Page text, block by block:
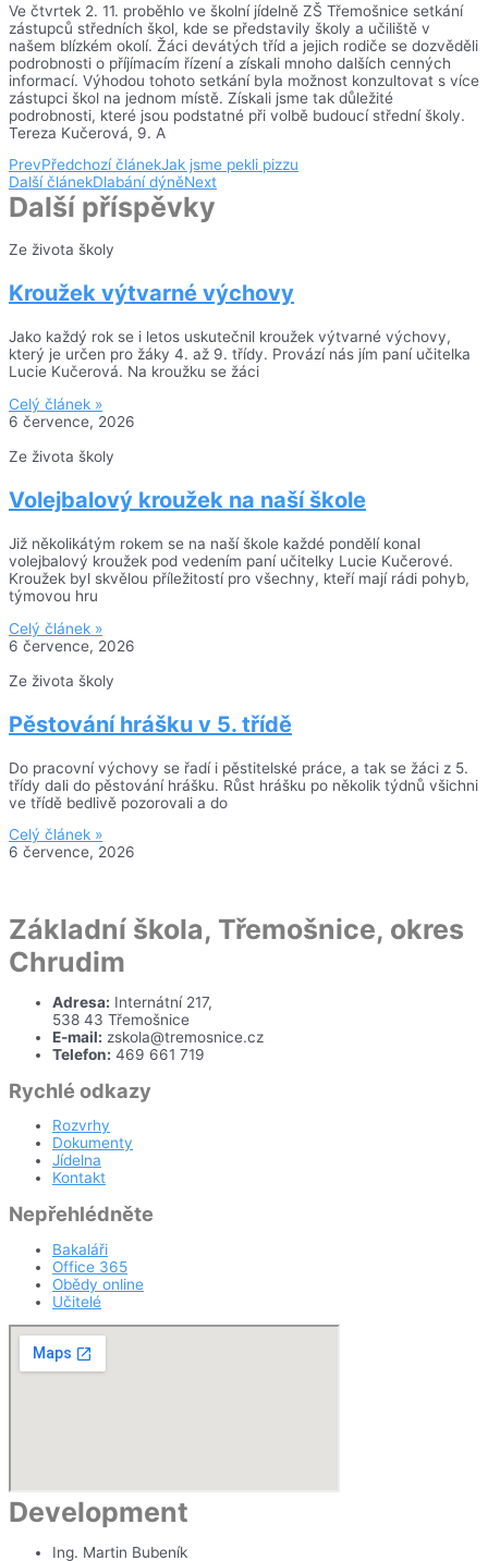
Ve čtvrtek 2. 11. proběhlo ve školní jídelně ZŠ Třemošnice setkání
zástupců středních škol, kde se představily školy a učiliště v
našem blízkém okolí. Žáci devátých tříd a jejich rodiče se dozvěděli
podrobnosti o příjímacím řízení a získali mnoho dalších cenných
informací. Výhodou tohoto setkání byla možnost konzultovat s více
zástupci škol na jednom místě. Získali jsme tak důležité
podrobnosti, které jsou podstatné při volbě budoucí střední školy.
Tereza Kučerová, 9. A
PrevPředchozí článekJak jsme pekli pizzu
Další článekDlabání dýněNext
Další příspěvky
Ze života školy
Kroužek výtvarné výchovy
Jako každý rok se i letos uskutečnil kroužek výtvarné výchovy,
který je určen pro žáky 4. až 9. třídy. Provází nás jím paní učitelka
Lucie Kučerová. Na kroužku se žáci
Celý článek »
6 července, 2026
Ze života školy
Volejbalový kroužek na naší škole
Již několikátým rokem se na naší škole každé pondělí konal
volejbalový kroužek pod vedením paní učitelky Lucie Kučerové.
Kroužek byl skvělou příležitostí pro všechny, kteří mají rádi pohyb,
týmovou hru
Celý článek »
6 července, 2026
Ze života školy
Pěstování hrášku v 5. třídě
Do pracovní výchovy se řadí i pěstitelské práce, a tak se žáci z 5.
třídy dali do pěstování hrášku. Růst hrášku po několik týdnů všichni
ve třídě bedlivě pozorovali a do
Celý článek »
6 července, 2026
Základní škola, Třemošnice, okres
Chrudim
Adresa: Internátní 217,
538 43 Třemošnice
E-mail: zskola@tremosnice.cz
Telefon: 469 661 719
Rychlé odkazy
Rozvrhy
Dokumenty
Jídelna
Kontakt
Nepřehlédněte
Bakaláři
Office 365
Obědy online
Učitelé
Development
Ing. Martin Bubeník